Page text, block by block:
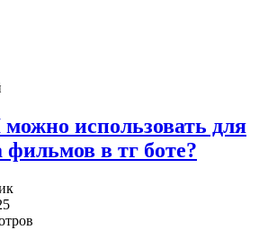
использовать для
фильмов в тг боте?